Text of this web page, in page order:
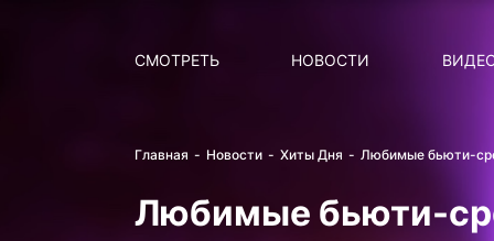
СМОТРЕТЬ НОВОСТИ
Главная Новости Хиты Дня Любимые бьюти-
Любимые бьюти-